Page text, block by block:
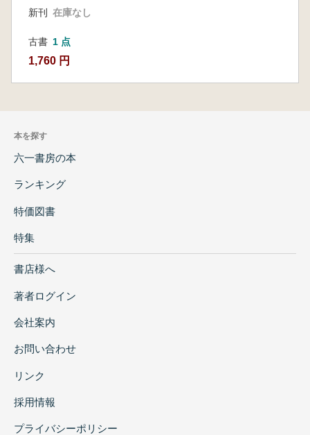
新刊 在庫なし
古書 1 点
1,760 円
本を探す
六一書房の本
ランキング
特価図書
特集
書店様へ
著者ログイン
会社案内
お問い合わせ
リンク
採用情報
プライバシーポリシー